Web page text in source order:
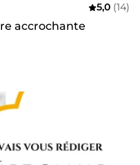
5,0 (14)
accrochante